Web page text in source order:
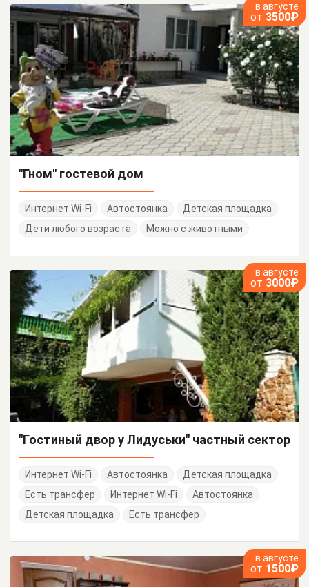
в августе
от 3500₽
"Гном" гостевой дом
Интернет Wi-Fi Автостоянка
Детская площадка
Дети любого возраста
Можно с животными
в августе
от 3000₽
"Гостиный двор у Лидуськи" частный сектор
Интернет Wi-Fi Автостоянка
Детская площадка
Есть трансфер
Интернет Wi-Fi
Автостоянка
Детская площадка
Есть трансфер
в августе
от 1500₽